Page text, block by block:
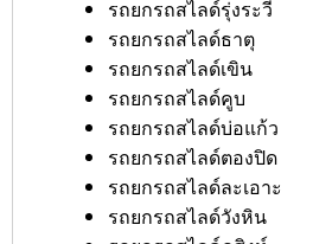
รถยกรถสไลด์รุ่งระวี
รถยกรถสไลด์ธาตุ
รถยกรถสไลด์เขิน
รถยกรถสไลด์คูบ
รถยกรถสไลด์บ่อแก้ว
รถยกรถสไลด์ตองปิด
รถยกรถสไลด์ละเอาะ
รถยกรถสไลด์วังหิน